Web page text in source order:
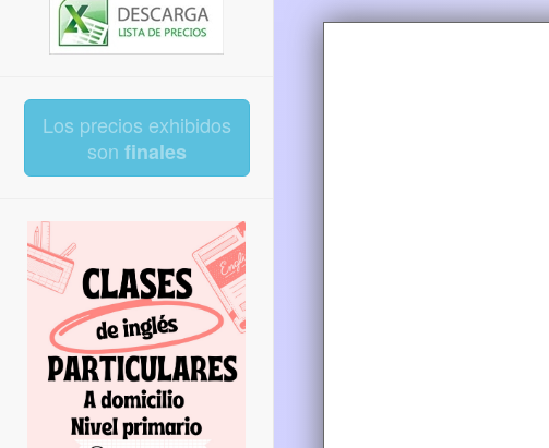
Los precios exhibidos
son finales